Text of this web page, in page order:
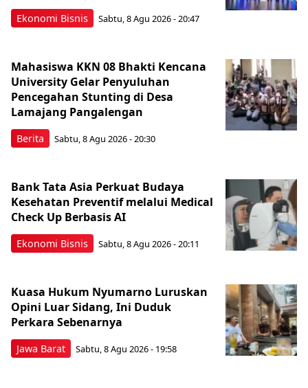
Ekonomi Bisnis Sabtu, 8 Agu 2026 - 20:47
Berita
Mahasiswa KKN 08 Bhakti Kencana
University Gelar Penyuluhan
Pencegahan Stunting di Desa
Lamajang Pangalengan
Sabtu, 8 Agu 2026 - 20:30
Ekonomi Bisnis
Bank Tata Asia Perkuat Budaya
Kesehatan Preventif melalui Medical
Check Up Berbasis AI
Sabtu, 8 Agu 2026 - 20:11
Jawa Barat
Kuasa Hukum Nyumarno Luruskan
Opini Luar Sidang, Ini Duduk
Perkara Sebenarnya ​
Sabtu, 8 Agu 2026 - 19:58